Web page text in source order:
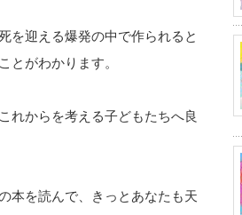
を迎える爆発の中で作られると
とがわかります。
れからを考える子どもたちへ良
本を読んで、きっとあなたも天